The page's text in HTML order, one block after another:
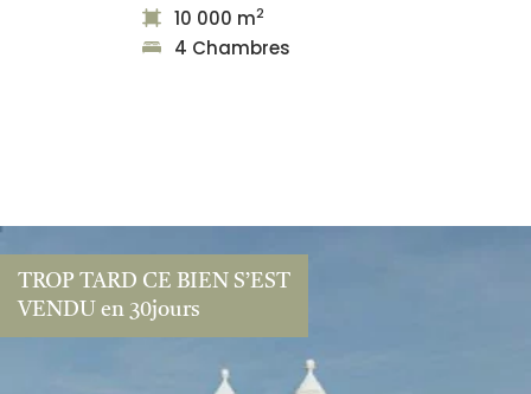
10 000 m2
4 Chambres
TROP TARD CE BIEN S’EST
VENDU en 30jours